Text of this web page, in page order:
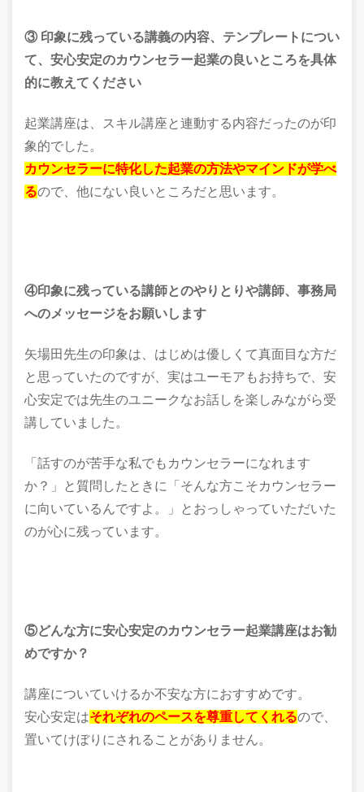
③ 印象に残っている講義の内容、テンプレートについ
て、安心安定のカウンセラー起業の良いところを具体
的に教えてください
起業講座は、スキル講座と連動する内容だったのが印
象的でした。
カウンセラーに特化した起業の方法やマインドが学べ
るので、他にない良いところだと思います。
④印象に残っている講師とのやりとりや講師、事務局
へのメッセージをお願いします
矢場田先生の印象は、はじめは優しくて真面目な方だ
と思っていたのですが、実はユーモアもお持ちで、安
心安定では先生のユニークなお話しを楽しみながら受
講していました。
「話すのが苦手な私でもカウンセラーになれます
か？」と質問したときに「そんな方こそカウンセラー
に向いているんですよ。」とおっしゃっていただいた
のが心に残っています。
⑤どんな方に安心安定のカウンセラー起業講座はお勧
めですか？
講座についていけるか不安な方におすすめです。
安心安定はそれぞれのペースを尊重してくれるので、
置いてけぼりにされることがありません。